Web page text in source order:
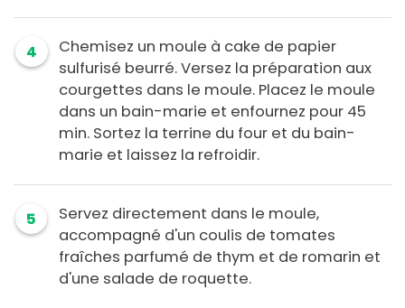
4
Chemisez un moule à cake de papier
sulfurisé beurré. Versez la préparation aux
courgettes dans le moule. Placez le moule
dans un bain-marie et enfournez pour 45
min. Sortez la terrine du four et du bain-
marie et laissez la refroidir.
5
Servez directement dans le moule,
accompagné d'un coulis de tomates
fraîches parfumé de thym et de romarin et
d'une salade de roquette.